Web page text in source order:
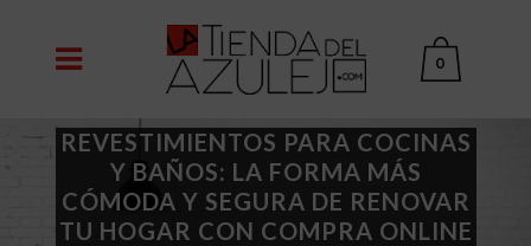
0
REVESTIMIENTOS PARA COCINAS
Y BAÑOS: LA FORMA MÁS
CÓMODA Y SEGURA DE RENOVAR
TU HOGAR CON COMPRA ONLINE